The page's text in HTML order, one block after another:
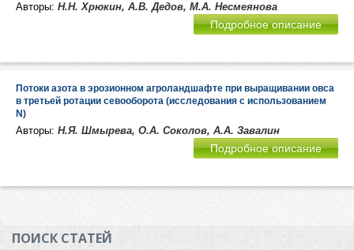
Авторы: Н.Н. Хрюкин, А.В. Дедов, М.А. Несмеянова
Подробное описание
Потоки азота в эрозионном агроландшафте при выращивании овса
в третьей ротации севооборота (исследования с использованием
N)
Авторы: Н.Я. Шмырева, О.А. Соколов, А.А. Завалин
Подробное описание
ПОИСК СТАТЕЙ